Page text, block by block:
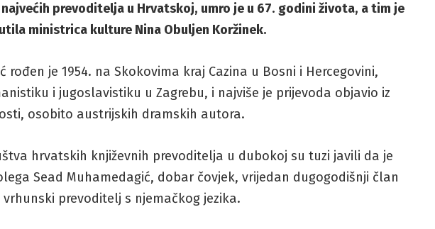
prevoditelja u Hrvatskoj, umro je u 67. godini života, a tim je
ministrica kulture Nina Obuljen Koržinek.
rođen je 1954. na Skokovima kraj Cazina u Bosni i Hercegovini,
i jugoslavistiku u Zagrebu, i najviše je prijevoda objavio iz
osobito austrijskih dramskih autora.
hrvatskih književnih prevoditelja u dubokoj su tuzi javili da je
Sead Muhamedagić, dobar čovjek, vrijedan dugogodišnji član
prevoditelj s njemačkog jezika.